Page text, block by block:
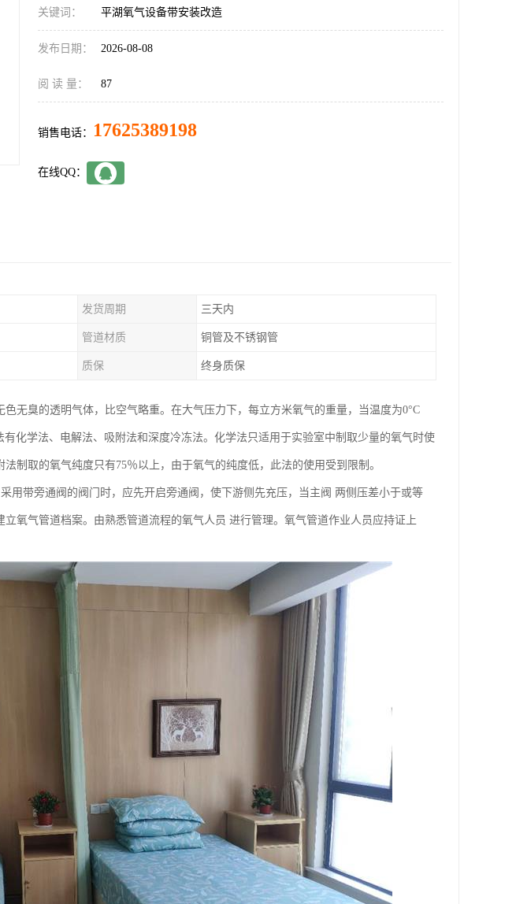
关键词： 平湖氧气设备带安装改造
发布日期： 2026-08-08
阅 读 量： 87
销售电话： 17625389198
在线QQ：
发货周期 三天内
管道材质 铜管及不锈钢管
质保 终身质保
无臭的透明气体，比空气略重。在大气压力下，每立方米氧气的重量，当温度为0°C
有化学法、电解法、吸附法和深度冷冻法。化学法只适用于实验室中制取少量的氧气时使
制取的氧气纯度只有75％以上，由于氧气的纯度低，此法的使用受到限制。
用带旁通阀的阀门时，应先开启旁通阀，使下游侧先充压，当主阀 两侧压差小于或等
氧气管道档案。由熟悉管道流程的氧气人员 进行管理。氧气管道作业人员应持证上